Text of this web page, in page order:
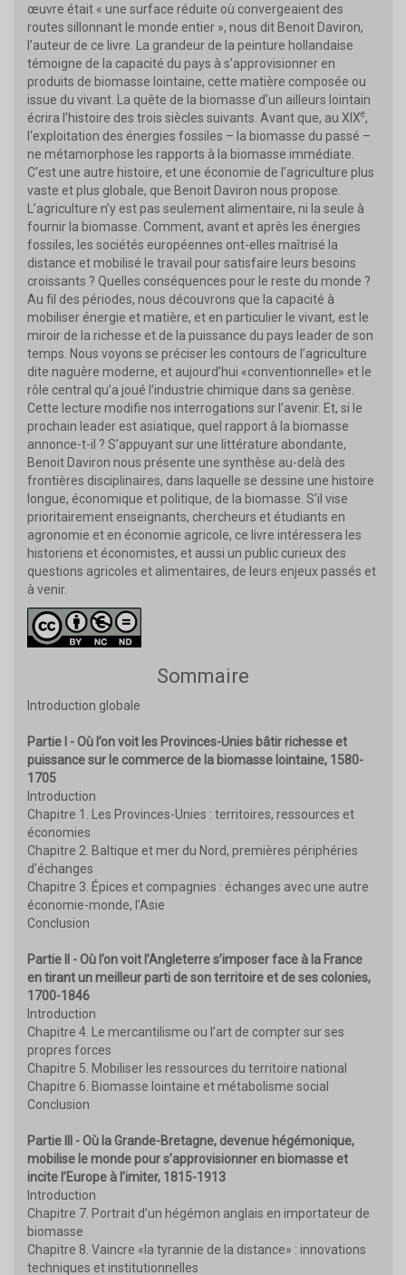
œuvre était « une surface réduite où convergeaient des
routes sillonnant le monde entier », nous dit Benoit Daviron,
l’auteur de ce livre. La grandeur de la peinture hollandaise
témoigne de la capacité du pays à s’approvisionner en
produits de biomasse lointaine, cette matière composée ou
issue du vivant. La quête de la biomasse d’un ailleurs lointain
écrira l’histoire des trois siècles suivants. Avant que, au XIXe,
l‘exploitation des énergies fossiles – la biomasse du passé –
ne métamorphose les rapports à la biomasse immédiate.
C’est une autre histoire, et une économie de l’agriculture plus
vaste et plus globale, que Benoit Daviron nous propose.
L’agriculture n’y est pas seulement alimentaire, ni la seule à
fournir la biomasse. Comment, avant et après les énergies
fossiles, les sociétés européennes ont-elles maîtrisé la
distance et mobilisé le travail pour satisfaire leurs besoins
croissants ? Quelles conséquences pour le reste du monde ?
Au fil des périodes, nous découvrons que la capacité à
mobiliser énergie et matière, et en particulier le vivant, est le
miroir de la richesse et de la puissance du pays leader de son
temps. Nous voyons se préciser les contours de l’agriculture
dite naguère moderne, et aujourd’hui «conventionnelle» et le
rôle central qu’a joué l’industrie chimique dans sa genèse.
Cette lecture modifie nos interrogations sur l’avenir. Et, si le
prochain leader est asiatique, quel rapport à la biomasse
annonce-t-il ? S’appuyant sur une littérature abondante,
Benoit Daviron nous présente une synthèse au-delà des
frontières disciplinaires, dans laquelle se dessine une histoire
longue, économique et politique, de la biomasse. S’il vise
prioritairement enseignants, chercheurs et étudiants en
agronomie et en économie agricole, ce livre intéressera les
historiens et économistes, et aussi un public curieux des
questions agricoles et alimentaires, de leurs enjeux passés et
à venir.
Sommaire
Introduction globale
Partie I - Où l’on voit les Provinces-Unies bâtir richesse et
puissance sur le commerce de la biomasse lointaine, 1580-
1705
Introduction
Chapitre 1. Les Provinces-Unies : territoires, ressources et
économies
Chapitre 2. Baltique et mer du Nord, premières périphéries
d’échanges
Chapitre 3. Épices et compagnies : échanges avec une autre
économie-monde, l’Asie
Conclusion
Partie II - Où l’on voit l’Angleterre s’imposer face à la France
en tirant un meilleur parti de son territoire et de ses colonies,
1700-1846
Introduction
Chapitre 4. Le mercantilisme ou l’art de compter sur ses
propres forces
Chapitre 5. Mobiliser les ressources du territoire national
Chapitre 6. Biomasse lointaine et métabolisme social
Conclusion
Partie III - Où la Grande-Bretagne, devenue hégémonique,
mobilise le monde pour s’approvisionner en biomasse et
incite l’Europe à l’imiter, 1815-1913
Introduction
Chapitre 7. Portrait d’un hégémon anglais en importateur de
biomasse
Chapitre 8. Vaincre «la tyrannie de la distance» : innovations
techniques et institutionnelles